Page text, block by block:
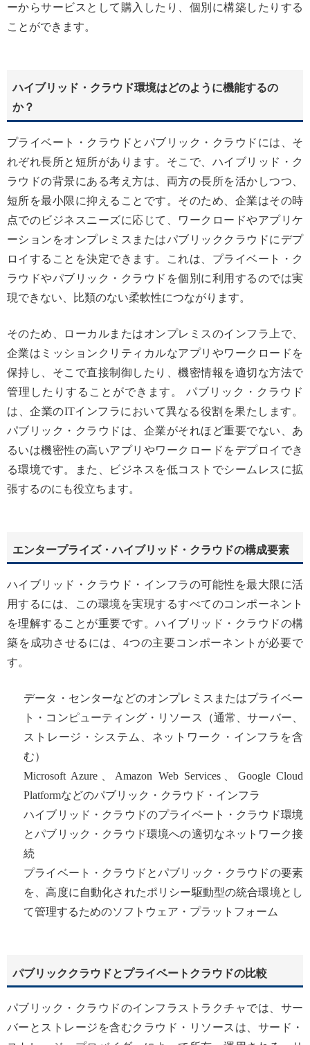
ーからサービスとして購入したり、個別に構築したりする
ことができます。
ハイブリッド・クラウド環境はどのように機能するの
か？
プライベート・クラウドとパブリック・クラウドには、そ
れぞれ長所と短所があります。そこで、ハイブリッド・ク
ラウドの背景にある考え方は、両方の長所を活かしつつ、
短所を最小限に抑えることです。そのため、企業はその時
点でのビジネスニーズに応じて、ワークロードやアプリケ
ーションをオンプレミスまたはパブリッククラウドにデプ
ロイすることを決定できます。これは、プライベート・ク
ラウドやパブリック・クラウドを個別に利用するのでは実
現できない、比類のない柔軟性につながります。
そのため、ローカルまたはオンプレミスのインフラ上で、
企業はミッションクリティカルなアプリやワークロードを
保持し、そこで直接制御したり、機密情報を適切な方法で
管理したりすることができます。 パブリック・クラウド
は、企業のITインフラにおいて異なる役割を果たします。
パブリック・クラウドは、企業がそれほど重要でない、あ
るいは機密性の高いアプリやワークロードをデプロイでき
る環境です。また、ビジネスを低コストでシームレスに拡
張するのにも役立ちます。
エンタープライズ・ハイブリッド・クラウドの構成要素
ハイブリッド・クラウド・インフラの可能性を最大限に活
用するには、この環境を実現するすべてのコンポーネント
を理解することが重要です。ハイブリッド・クラウドの構
築を成功させるには、4つの主要コンポーネントが必要で
す。
データ・センターなどのオンプレミスまたはプライベー
ト・コンピューティング・リソース（通常、サーバー、
ストレージ・システム、ネットワーク・インフラを含
む）
Microsoft Azure、Amazon Web Services、Google Cloud
Platformなどのパブリック・クラウド・インフラ
ハイブリッド・クラウドのプライベート・クラウド環境
とパブリック・クラウド環境への適切なネットワーク接
続
プライベート・クラウドとパブリック・クラウドの要素
を、高度に自動化されたポリシー駆動型の統合環境とし
て管理するためのソフトウェア・プラットフォーム
パブリッククラウドとプライベートクラウドの比較
パブリック・クラウドのインフラストラクチャでは、サー
バーとストレージを含むクラウド・リソースは、サード・